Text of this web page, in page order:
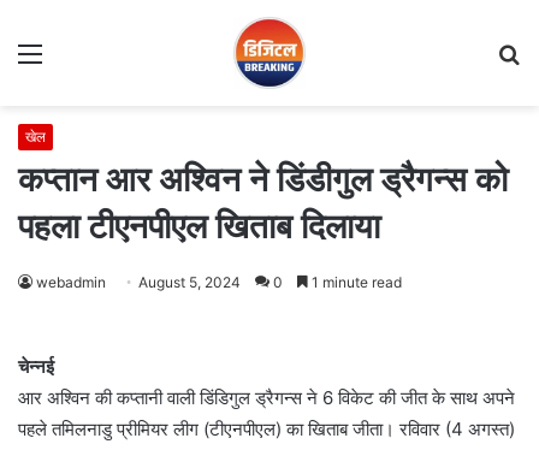
Menu
खेल
कप्तान आर अश्विन ने डिंडीगुल ड्रैगन्स को
पहला टीएनपीएल खिताब दिलाया
webadmin August 5, 2024 0 1 minute read
चेन्नई
आर अश्विन की कप्तानी वाली डिंडिगुल ड्रैगन्स ने 6 विकेट की जीत के साथ अपने
पहले तमिलनाडु प्रीमियर लीग (टीएनपीएल) का खिताब जीता। रविवार (4 अगस्त)